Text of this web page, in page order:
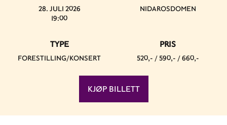
28. JULI 2026
19:00
NIDAROSDOMEN
TYPE
FORESTILLING/KONSERT
PRIS
520,- / 590,- / 660,-
KJØP BILLETT